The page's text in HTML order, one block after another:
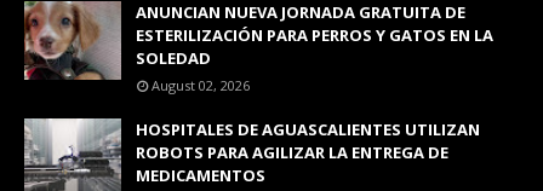
ANUNCIAN NUEVA JORNADA GRATUITA DE
ESTERILIZACIÓN PARA PERROS Y GATOS EN LA
SOLEDAD
August 02, 2026
HOSPITALES DE AGUASCALIENTES UTILIZAN
ROBOTS PARA AGILIZAR LA ENTREGA DE
MEDICAMENTOS